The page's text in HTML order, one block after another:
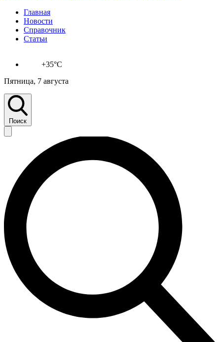
Главная
Новости
Справочник
Статьи
+35°C
Пятница, 7 августа
Поиск